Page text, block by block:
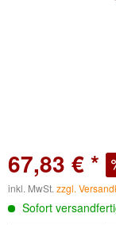
67,83 € *
inkl. MwSt. zzgl.
Sofort